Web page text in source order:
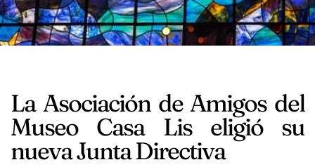
La Asociación de Amigos del
Museo Casa Lis eligió su
nueva Junta Directiva